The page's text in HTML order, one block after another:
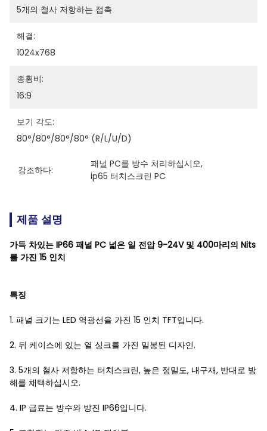
5개의 철사 저항하는 접촉
해결:
1024x768
종횡비:
16:9
보기 각도:
80°/80°/80°/80° (R/L/U/D)
강조하다:
패널 PC를 방수 처리하십시오,
ip65 터치스크린 PC
제품 설명
가득 차있는 IP66 패널 PC 넓은 일 전압 9-24V 및 400마리의 Nits
를 가진 15 인치
특징
1. 패널 크기는 LED 역광선을 가진 15 인치 TFT입니다.
2. 뒤 케이스에 있는 열 싱크를 가진 밀봉된 디자인.
3. 5개의 철사 저항하는 터치스크린, 높은 정밀도, 내구재, 반대로 방
해를 채택하십시오.
4. IP 급료는 방수와 방진 IP66입니다.